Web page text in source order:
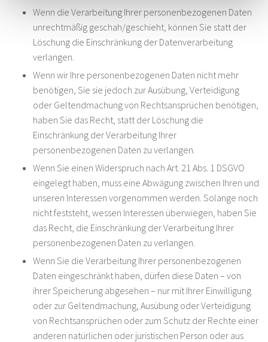
Wenn die Verarbeitung Ihrer personenbezogenen Daten
unrechtmäßig geschah/geschieht, können Sie statt der
Löschung die Einschränkung der Datenverarbeitung
verlangen.
Wenn wir Ihre personenbezogenen Daten nicht mehr
benötigen, Sie sie jedoch zur Ausübung, Verteidigung
oder Geltendmachung von Rechtsansprüchen benötigen,
haben Sie das Recht, statt der Löschung die
Einschränkung der Verarbeitung Ihrer
personenbezogenen Daten zu verlangen.
Wenn Sie einen Widerspruch nach Art. 21 Abs. 1 DSGVO
eingelegt haben, muss eine Abwägung zwischen Ihren und
unseren Interessen vorgenommen werden. Solange noch
nicht feststeht, wessen Interessen überwiegen, haben Sie
das Recht, die Einschränkung der Verarbeitung Ihrer
personenbezogenen Daten zu verlangen.
Wenn Sie die Verarbeitung Ihrer personenbezogenen
Daten eingeschränkt haben, dürfen diese Daten – von
ihrer Speicherung abgesehen – nur mit Ihrer Einwilligung
oder zur Geltendmachung, Ausübung oder Verteidigung
von Rechtsansprüchen oder zum Schutz der Rechte einer
anderen natürlichen oder juristischen Person oder aus